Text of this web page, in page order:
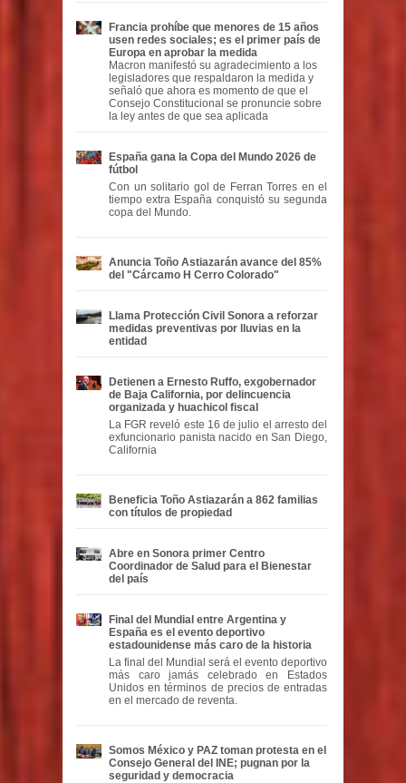
Francia prohíbe que menores de 15 años
usen redes sociales; es el primer país de
Europa en aprobar la medida
Macron manifestó su agradecimiento a los
legisladores que respaldaron la medida y
señaló que ahora es momento de que el
Consejo Constitucional se pronuncie sobre
la ley antes de que sea aplicada
España gana la Copa del Mundo 2026 de
fútbol
Con un solitario gol de Ferran Torres en el
tiempo extra España conquistó su segunda
copa del Mundo.
Anuncia Toño Astiazarán avance del 85%
del "Cárcamo H Cerro Colorado"
Llama Protección Civil Sonora a reforzar
medidas preventivas por lluvias en la
entidad
Detienen a Ernesto Ruffo, exgobernador
de Baja California, por delincuencia
organizada y huachicol fiscal
La FGR reveló este 16 de julio el arresto del
exfuncionario panista nacido en San Diego,
California
Beneficia Toño Astiazarán a 862 familias
con títulos de propiedad
Abre en Sonora primer Centro
Coordinador de Salud para el Bienestar
del país
Final del Mundial entre Argentina y
España es el evento deportivo
estadounidense más caro de la historia
La final del Mundial será el evento deportivo
más caro jamás celebrado en Estados
Unidos en términos de precios de entradas
en el mercado de reventa.
Somos México y PAZ toman protesta en el
Consejo General del INE; pugnan por la
seguridad y democracia